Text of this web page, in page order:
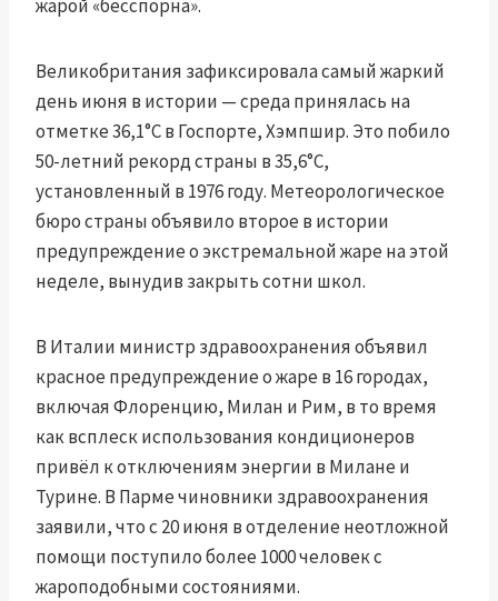
жарой «бесспорна».
Великобритания зафиксировала самый жаркий
день июня в истории — среда принялась на
отметке 36,1°C в Госпорте, Хэмпшир. Это побило
50-летний рекорд страны в 35,6°C,
установленный в 1976 году. Метеорологическое
бюро страны объявило второе в истории
предупреждение о экстремальной жаре на этой
неделе, вынудив закрыть сотни школ.
В Италии министр здравоохранения объявил
красное предупреждение о жаре в 16 городах,
включая Флоренцию, Милан и Рим, в то время
как всплеск использования кондиционеров
привёл к отключениям энергии в Милане и
Турине. В Парме чиновники здравоохранения
заявили, что с 20 июня в отделение неотложной
помощи поступило более 1000 человек с
жароподобными состояниями.